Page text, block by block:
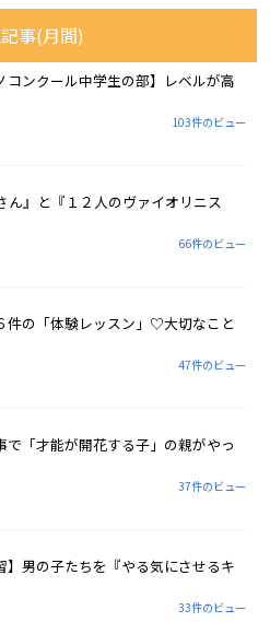
事(月間)
コンクール中学生の部】レベルが高
103件のビュー
ん』と『１２人のヴァイオリニス
66件のビュー
件の「体験レッスン」♡大切なこと
47件のビュー
で「才能が開花する子」の親がやっ
37件のビュー
】男の子たちを『やる気にさせるキ
33件のビュー